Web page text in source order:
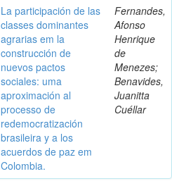
La participación de las
classes dominantes
agrarias em la
construcción de
nuevos pactos
sociales: uma
aproximación al
processo de
redemocratización
brasileira y a los
acuerdos de paz em
Colombia.
Fernandes,
Afonso
Henrique
de
Menezes;
Benavides,
Juanitta
Cuéllar